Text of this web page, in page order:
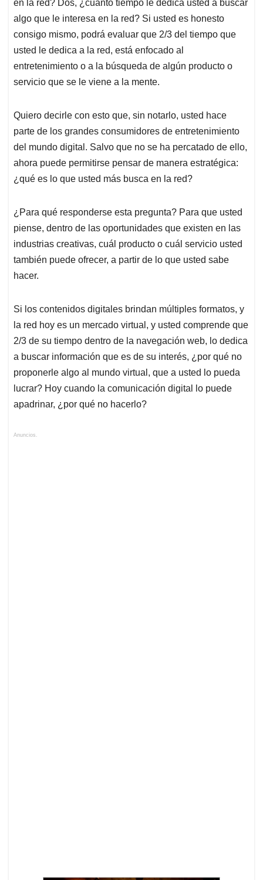
en la red? Dos, ¿cuánto tiempo le dedica usted a buscar
algo que le interesa en la red? Si usted es honesto
consigo mismo, podrá evaluar que 2/3 del tiempo que
usted le dedica a la red, está enfocado al
entretenimiento o a la búsqueda de algún producto o
servicio que se le viene a la mente.
Quiero decirle con esto que, sin notarlo, usted hace
parte de los grandes consumidores de entretenimiento
del mundo digital. Salvo que no se ha percatado de ello,
ahora puede permitirse pensar de manera estratégica:
¿qué es lo que usted más busca en la red?
¿Para qué responderse esta pregunta? Para que usted
piense, dentro de las oportunidades que existen en las
industrias creativas, cuál producto o cuál servicio usted
también puede ofrecer, a partir de lo que usted sabe
hacer.
Si los contenidos digitales brindan múltiples formatos, y
la red hoy es un mercado virtual, y usted comprende que
2/3 de su tiempo dentro de la navegación web, lo dedica
a buscar información que es de su interés, ¿por qué no
proponerle algo al mundo virtual, que a usted lo pueda
lucrar? Hoy cuando la comunicación digital lo puede
apadrinar, ¿por qué no hacerlo?
Anuncios.